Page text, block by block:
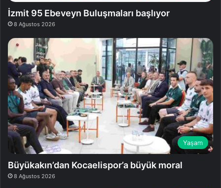
İzmit 95 Ebeveyn Buluşmaları başlıyor
8 Ağustos 2026
Yaşam
Büyükakın’dan Kocaelispor’a büyük moral
8 Ağustos 2026